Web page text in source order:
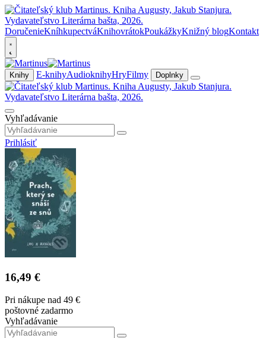
DoručenieKníhkupectváKnihovrátokPoukážkyKnižný blogKontakt
Knihy E-knihyAudioknihyHryFilmy Doplnky
Vyhľadávanie
Prihlásiť
16,49 €
Pri nákupe nad 49 €
poštovné zadarmo
Vyhľadávanie